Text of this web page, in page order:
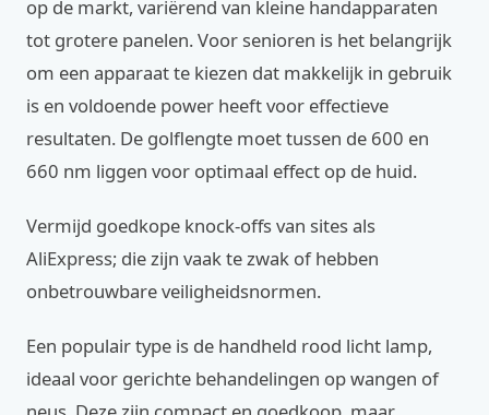
op de markt, variërend van kleine handapparaten
tot grotere panelen. Voor senioren is het belangrijk
om een apparaat te kiezen dat makkelijk in gebruik
is en voldoende power heeft voor effectieve
resultaten. De golflengte moet tussen de 600 en
660 nm liggen voor optimaal effect op de huid.
Vermijd goedkope knock-offs van sites als
AliExpress; die zijn vaak te zwak of hebben
onbetrouwbare veiligheidsnormen.
Een populair type is de handheld rood licht lamp,
ideaal voor gerichte behandelingen op wangen of